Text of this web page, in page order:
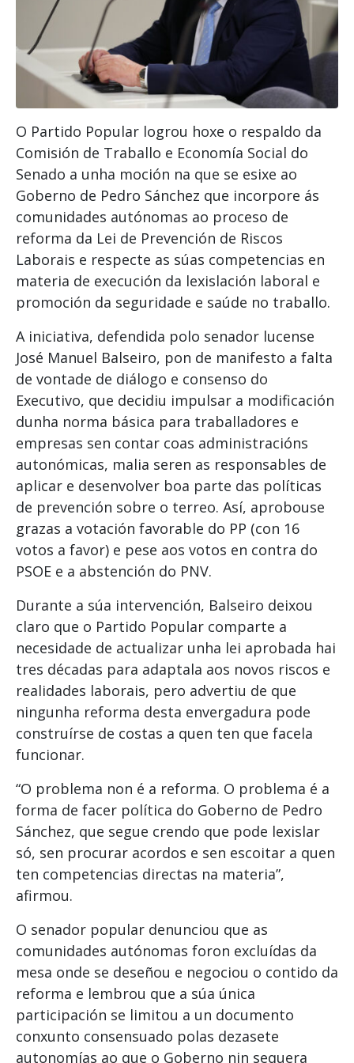
O Partido Popular logrou hoxe o respaldo da
Comisión de Traballo e Economía Social do
Senado a unha moción na que se esixe ao
Goberno de Pedro Sánchez que incorpore ás
comunidades autónomas ao proceso de
reforma da Lei de Prevención de Riscos
Laborais e respecte as súas competencias en
materia de execución da lexislación laboral e
promoción da seguridade e saúde no traballo.
A iniciativa, defendida polo senador lucense
José Manuel Balseiro, pon de manifesto a falta
de vontade de diálogo e consenso do
Executivo, que decidiu impulsar a modificación
dunha norma básica para traballadores e
empresas sen contar coas administracións
autonómicas, malia seren as responsables de
aplicar e desenvolver boa parte das políticas
de prevención sobre o terreo. Así, aprobouse
grazas a votación favorable do PP (con 16
votos a favor) e pese aos votos en contra do
PSOE e a abstención do PNV.
Durante a súa intervención, Balseiro deixou
claro que o Partido Popular comparte a
necesidade de actualizar unha lei aprobada hai
tres décadas para adaptala aos novos riscos e
realidades laborais, pero advertiu de que
ningunha reforma desta envergadura pode
construírse de costas a quen ten que facela
funcionar.
“O problema non é a reforma. O problema é a
forma de facer política do Goberno de Pedro
Sánchez, que segue crendo que pode lexislar
só, sen procurar acordos e sen escoitar a quen
ten competencias directas na materia”,
afirmou.
O senador popular denunciou que as
comunidades autónomas foron excluídas da
mesa onde se deseñou e negociou o contido da
reforma e lembrou que a súa única
participación se limitou a un documento
conxunto consensuado polas dezasete
autonomías ao que o Goberno nin sequera